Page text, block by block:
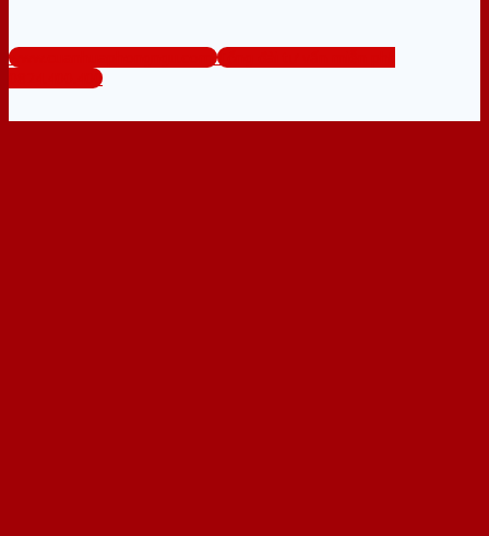
www.cuanhuaphongngu.com
Tổng đài tư vấn miễn phí:
0824.400.400